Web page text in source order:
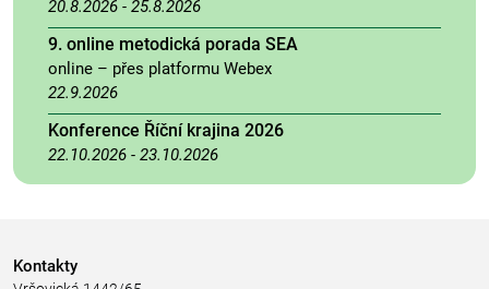
20.8.2026 - 25.8.2026
9. online metodická porada SEA
online – přes platformu Webex
22.9.2026
Konference Říční krajina 2026
22.10.2026 - 23.10.2026
Kontakty